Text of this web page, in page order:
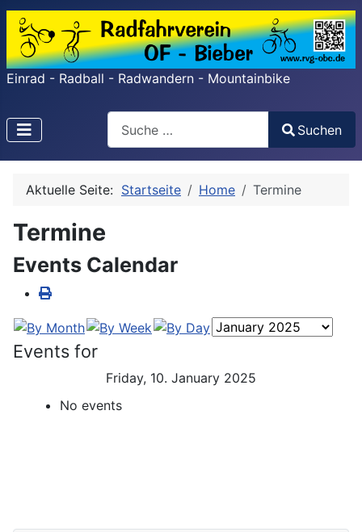
Einrad - Radball - Radwandern - Mountainbike
Search
Type 2 or more characters for results.
Suchen
Aktuelle Seite: Startseite Home Termine
Termine
Events Calendar
Events for
Friday, 10. January 2025
No events